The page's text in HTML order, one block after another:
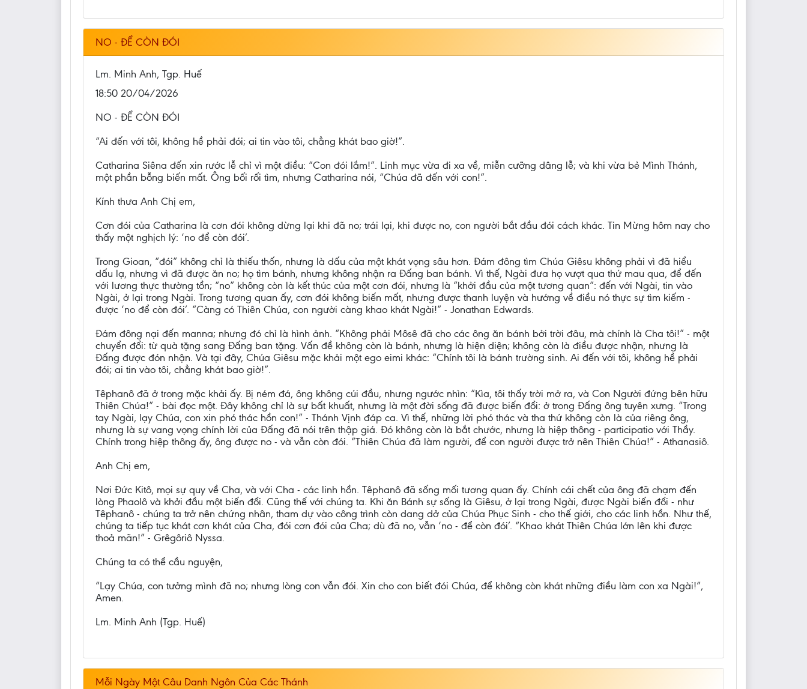
NO - ĐỂ CÒN ĐÓI
Lm. Minh Anh, Tgp. Huế
18:50 20/04/2026
NO - ĐỂ CÒN ĐÓI
“Ai đến với tôi, không hề phải đói; ai tin vào tôi, chẳng khát bao giờ!”.
Catharina Siêna đến xin rước lễ chỉ vì một điều: “Con đói lắm!”. Linh mục vừa đi xa về, miễn cưỡng dâng lễ; và khi vừa bẻ Mình Thánh,
một phần bỗng biến mất. Ông bối rối tìm, nhưng Catharina nói, “Chúa đã đến với con!”.
Kính thưa Anh Chị em,
Cơn đói của Catharina là cơn đói không dừng lại khi đã no; trái lại, khi được no, con người bắt đầu đói cách khác. Tin Mừng hôm nay cho
thấy một nghịch lý: ‘no để còn đói’.
Trong Gioan, “đói” không chỉ là thiếu thốn, nhưng là dấu của một khát vọng sâu hơn. Đám đông tìm Chúa Giêsu không phải vì đã hiểu
dấu lạ, nhưng vì đã được ăn no; họ tìm bánh, nhưng không nhận ra Đấng ban bánh. Vì thế, Ngài đưa họ vượt qua thứ mau qua, để đến
với lương thực thường tồn; “no” không còn là kết thúc của một cơn đói, nhưng là “khởi đầu của một tương quan”: đến với Ngài, tin vào
Ngài, ở lại trong Ngài. Trong tương quan ấy, cơn đói không biến mất, nhưng được thanh luyện và hướng về điều nó thực sự tìm kiếm -
được ‘no để còn đói’. “Càng có Thiên Chúa, con người càng khao khát Ngài!” - Jonathan Edwards.
Đám đông nại đến manna; nhưng đó chỉ là hình ảnh. “Không phải Môsê đã cho các ông ăn bánh bởi trời đâu, mà chính là Cha tôi!” - một
chuyển đổi: từ quà tặng sang Đấng ban tặng. Vấn đề không còn là bánh, nhưng là hiện diện; không còn là điều được nhận, nhưng là
Đấng được đón nhận. Và tại đây, Chúa Giêsu mặc khải một ego eimi khác: “Chính tôi là bánh trường sinh. Ai đến với tôi, không hề phải
đói; ai tin vào tôi, chẳng khát bao giờ!”.
Têphanô đã ở trong mặc khải ấy. Bị ném đá, ông không cúi đầu, nhưng ngước nhìn: “Kìa, tôi thấy trời mở ra, và Con Người đứng bên hữu
Thiên Chúa!” - bài đọc một. Đây không chỉ là sự bất khuất, nhưng là một đời sống đã được biến đổi: ở trong Đấng ông tuyên xưng. “Trong
tay Ngài, lạy Chúa, con xin phó thác hồn con!” - Thánh Vịnh đáp ca. Vì thế, những lời phó thác và tha thứ không còn là của riêng ông,
nhưng là sự vang vọng chính lời của Đấng đã nói trên thập giá. Đó không còn là bắt chước, nhưng là hiệp thông - participatio với Thầy.
Chính trong hiệp thông ấy, ông được no - và vẫn còn đói. “Thiên Chúa đã làm người, để con người được trở nên Thiên Chúa!” - Athanasiô.
Anh Chị em,
Nơi Đức Kitô, mọi sự quy về Cha, và với Cha - các linh hồn. Têphanô đã sống mối tương quan ấy. Chính cái chết của ông đã chạm đến
lòng Phaolô và khởi đầu một biến đổi. Cũng thế với chúng ta. Khi ăn Bánh sự sống là Giêsu, ở lại trong Ngài, được Ngài biến đổi - như
Têphanô - chúng ta trở nên chứng nhân, tham dự vào công trình còn dang dở của Chúa Phục Sinh - cho thế giới, cho các linh hồn. Như thế,
chúng ta tiếp tục khát cơn khát của Cha, đói cơn đói của Cha; dù đã no, vẫn ‘no - để còn đói’. “Khao khát Thiên Chúa lớn lên khi được
thoả mãn!” - Grêgôriô Nyssa.
Chúng ta có thể cầu nguyện,
“Lạy Chúa, con tưởng mình đã no; nhưng lòng con vẫn đói. Xin cho con biết đói Chúa, để không còn khát những điều làm con xa Ngài!”,
Amen.
Lm. Minh Anh (Tgp. Huế)
Mỗi Ngày Một Câu Danh Ngôn Của Các Thánh